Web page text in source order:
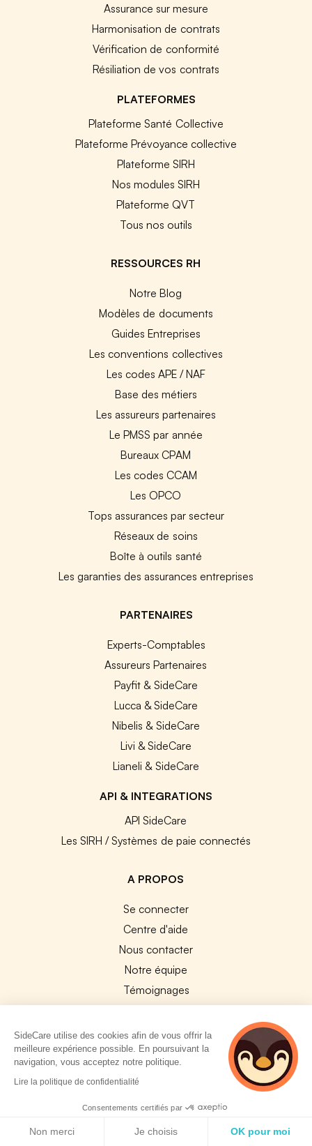
Assurance sur mesure
Harmonisation de contrats
Vérification de conformité
Résiliation de vos contrats
PLATEFORMES
Plateforme Santé Collective
Plateforme Prévoyance collective
Plateforme SIRH
Nos modules SIRH
Plateforme QVT
Tous nos outils
RESSOURCES RH
Notre Blog
Modèles de documents
Guides Entreprises
Les conventions collectives
Les codes APE / NAF
Base des métiers
Les assureurs partenaires
Le PMSS par année
Bureaux CPAM
Les codes CCAM
Les OPCO
Tops assurances par secteur
Réseaux de soins
Boîte à outils santé
Les garanties des assurances entreprises
PARTENAIRES
Experts-Comptables
Assureurs Partenaires
Payfit & SideCare
Lucca & SideCare
Nibelis & SideCare
Livi & SideCare
Lianeli & SideCare
API & INTEGRATIONS
API SideCare
Les SIRH / Systèmes de paie connectés
A PROPOS
Se connecter
Centre d'aide
Nous contacter
Notre équipe
Témoignages
Travailler chez SideCare
Mentions légales
CGU & RGPD
Cookies
App Store
SideCare utilise des cookies afin de vous offrir la
meilleure expérience possible. En poursuivant la
navigation, vous acceptez notre politique.
Lire la politique de confidentialité
Consentements certifiés par
Non merci Je choisis OK pour moi
2 personnes
consultent
actuellement cette